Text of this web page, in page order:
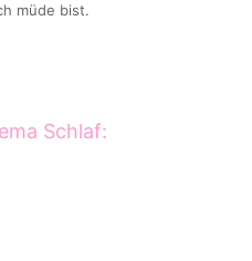
müde bist.
Schlaf: